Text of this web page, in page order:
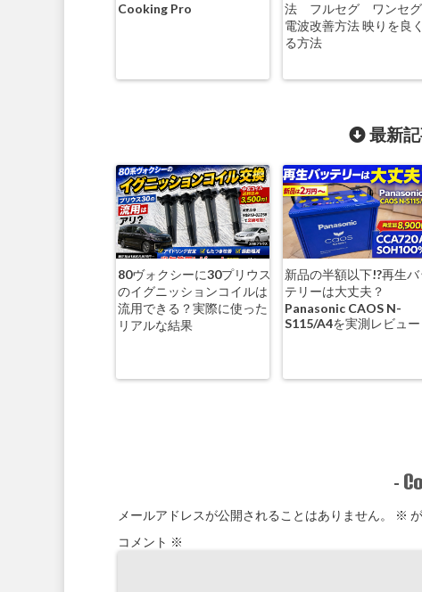
Cooking Pro
法 フルセグ ワンセ
電波改善方法 映りを良
る方法
最新
80ヴォクシーに30プリウス
のイグニッションコイルは
流用できる？実際に使った
リアルな結果
新品の半額以下!?再生バ
テリーは大丈夫？
Panasonic CAOS N-
S115/A4を実測レビュー
-
メールアドレスが公開されることはありません。 ※
コメント ※